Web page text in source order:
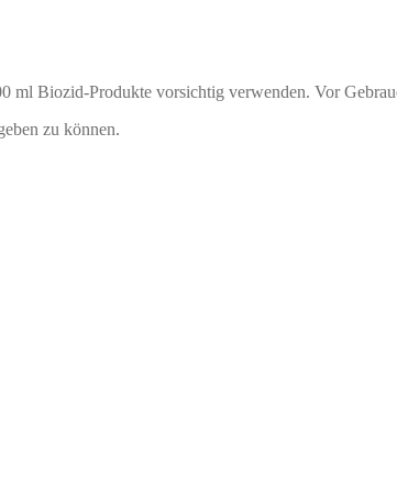
ml Biozid-Produkte vorsichtig verwenden. Vor
zu können.